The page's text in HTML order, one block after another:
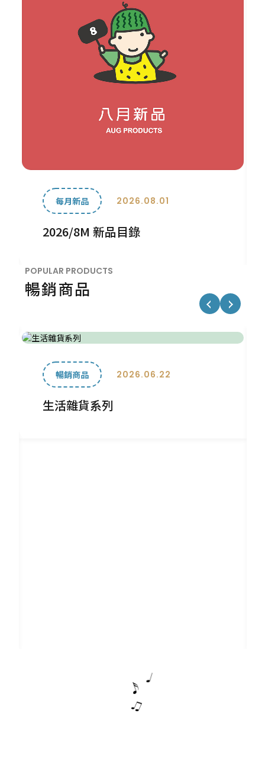
每月新品 2026.08.01
2026/8M 新品目錄
POPULAR PRODUCTS
暢銷商品
暢銷商品 2026.06.22
生活雜貨系列